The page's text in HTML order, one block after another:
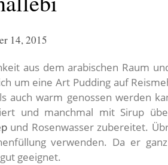
14, 2015
aus dem arabischen Raum
um eine Art Pudding auf
auch warm genossen werden
und manchmal mit Sirup
und Rosenwasser zubereitet.
verwenden. Da er
geeignet.